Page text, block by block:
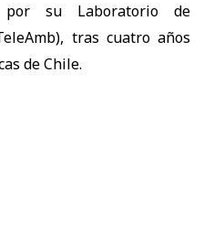
por su Laboratorio de
tras cuatro años
de Chile.